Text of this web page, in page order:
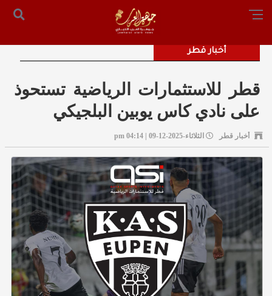
الرئيسية
التحرير: المستشار محمد صالح الملكاوي [ 00962795755033 ]
أخبار قطر
قطر للاستثمارات الرياضية تستحوذ
على نادي كاس يوبين البلجيكي
أخبار قطر الثلاثاء-2025-12-09 | 04:14 pm